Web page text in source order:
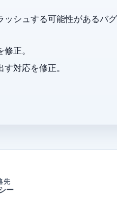
ッシュする可能性があるバ
正。
対応を修正。
先
ー